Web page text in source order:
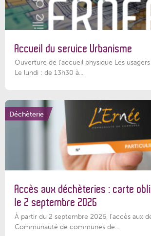
Accueil du service Urbanisme
Ouverture de l'accueil physique Les
Le lundi : de 13h30 à...
Déchèterie
Accès aux déchèteries : carte
le 2 septembre 2026
À partir du 2 septembre 2026, l’accès aux
Communauté de communes de...